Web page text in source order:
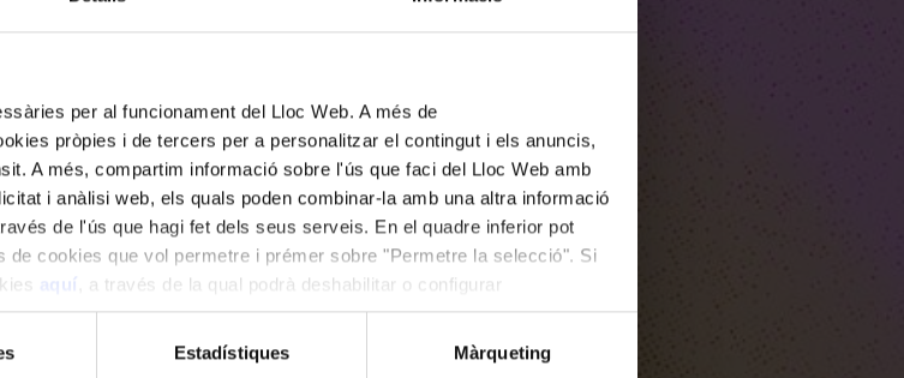
per al funcionament del Lloc Web. A més de
pròpies i de tercers per a personalitzar el contingut i els anuncis,
A més, compartim informació sobre l'ús que faci del Lloc Web amb
i anàlisi web, els quals poden combinar-la amb una altra informació
de l'ús que hagi fet dels seus serveis. En el quadre inferior pot
de cookies que vol permetre i prémer sobre "Permetre la selecció". Si
aquí
, a través de la qual podrà deshabilitar o configurar
Estadístiques Màrqueting